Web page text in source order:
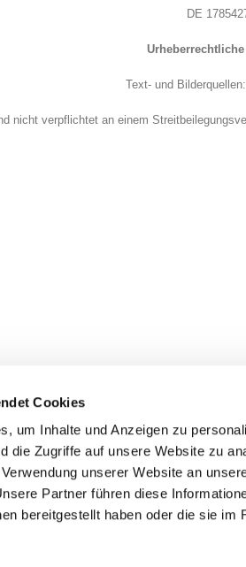
Cookies
um Inhalte und Anzeigen zu
die Zugriffe auf unsere Website zu
unserer Website an
Partner führen diese
bereitgestellt haben oder die sie im
DE
Text- und
nicht verpflichtet an einem